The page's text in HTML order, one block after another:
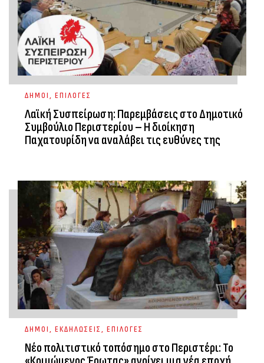
ΔΗΜΟΙ, ΕΠΙΛΟΓΕΣ
Λαϊκή Συσπείρωση: Παρεμβάσεις στο Δημοτικό
Συμβούλιο Περιστερίου – Η διοίκηση
Παχατουρίδη να αναλάβει τις ευθύνες της
ΔΗΜΟΙ, ΕΚΔΗΛΩΣΕΙΣ, ΕΠΙΛΟΓΕΣ
Νέο πολιτιστικό τοπόσημο στο Περιστέρι: Το